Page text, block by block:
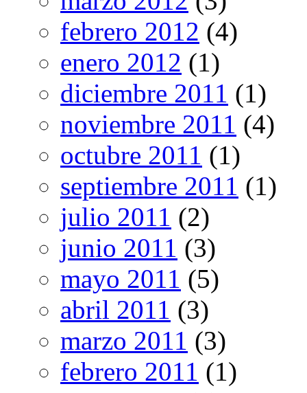
febrero 2012 (4)
enero 2012 (1)
diciembre 2011 (1)
noviembre 2011 (4)
octubre 2011 (1)
septiembre 2011 (1)
julio 2011 (2)
junio 2011 (3)
mayo 2011 (5)
abril 2011 (3)
marzo 2011 (3)
febrero 2011 (1)